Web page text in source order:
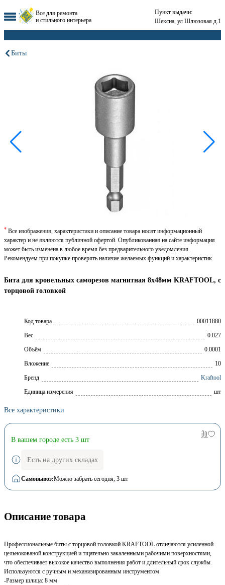
Все для ремонта
и стильного интерьера
Пункт выдачи:
Шексна, ул Шлюзовая д.1
Биты
Бита для кровельных саморезов магнитная 8х48мм KRAFTOOL, с
торцовой головкой
Код товара
00011880
Вес
0.027
Объём
0.0001
Вложение
10
Брeнд
Kraftool
Единица измерения
шт
Все характеристики
* Все изображения, характеристики и описание товара носят информационный
характер и не являются публичной офертой. Опубликованная на сайте информация
может быть изменена в любое время без предварительного уведомления.
Рекомендуем при покупке проверять наличие желаемых функций и характеристик.
В вашем городе есть 3 шт
Есть на других складах
Самовывоз:Можно забрать сегодня, 3 шт
Описание товара
Профессиональные биты с торцовой головкой KRAFTOOL отличаются усиленной
цельнокованой конструкцией и тщательно закаленными рабочими поверхностями,
что обеспечивает высокое качество выполнения работ и длительный срок службы.
Используются с ручным и механизированным инструментом.
-Размер шлица: 8 мм